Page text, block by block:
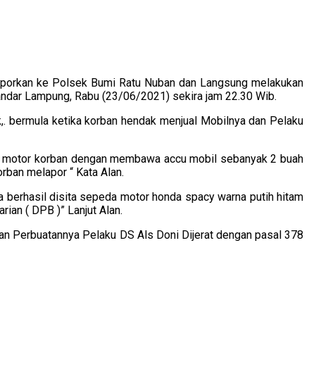
ke Polsek Bumi Ratu Nuban dan Langsung melakukan
Lampung, Rabu (23/06/2021) sekira jam 22.30 Wib.
bermula ketika korban hendak menjual Mobilnya dan Pelaku
korban dengan membawa accu mobil sebanyak 2 buah
melapor “ Kata Alan.
berhasil disita sepeda motor honda spacy warna putih hitam
( DPB )” Lanjut Alan.
Perbuatannya Pelaku DS Als Doni Dijerat dengan pasal 378